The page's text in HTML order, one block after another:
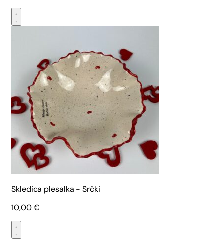
Skledica plesalka - Srčki
10,00€